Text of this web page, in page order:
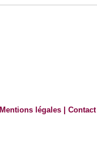
Mentions légales |Contact